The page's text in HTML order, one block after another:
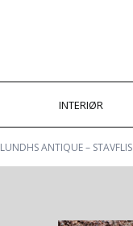
INTERIØR
LUNDHS ANTIQUE – STAVFLIS